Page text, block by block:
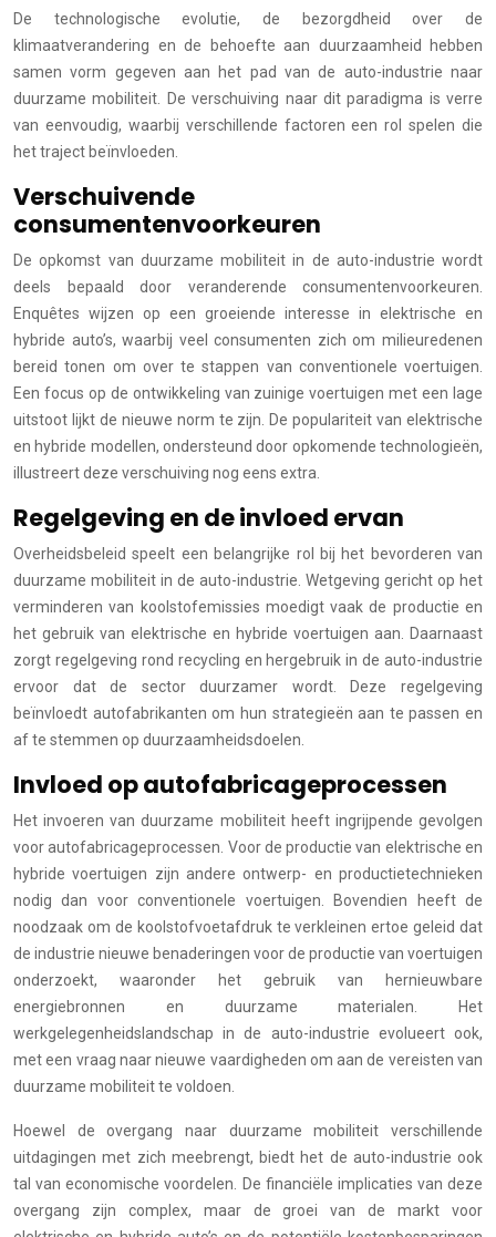
De technologische evolutie, de bezorgdheid over de
klimaatverandering en de behoefte aan duurzaamheid hebben
samen vorm gegeven aan het pad van de auto-industrie naar
duurzame mobiliteit. De verschuiving naar dit paradigma is verre
van eenvoudig, waarbij verschillende factoren een rol spelen die
het traject beïnvloeden.
Verschuivende
consumentenvoorkeuren
De opkomst van duurzame mobiliteit in de auto-industrie wordt
deels bepaald door veranderende consumentenvoorkeuren.
Enquêtes wijzen op een groeiende interesse in elektrische en
hybride auto’s, waarbij veel consumenten zich om milieuredenen
bereid tonen om over te stappen van conventionele voertuigen.
Een focus op de ontwikkeling van zuinige voertuigen met een lage
uitstoot lijkt de nieuwe norm te zijn. De populariteit van elektrische
en hybride modellen, ondersteund door opkomende technologieën,
illustreert deze verschuiving nog eens extra.
Regelgeving en de invloed ervan
Overheidsbeleid speelt een belangrijke rol bij het bevorderen van
duurzame mobiliteit in de auto-industrie. Wetgeving gericht op het
verminderen van koolstofemissies moedigt vaak de productie en
het gebruik van elektrische en hybride voertuigen aan. Daarnaast
zorgt regelgeving rond recycling en hergebruik in de auto-industrie
ervoor dat de sector duurzamer wordt. Deze regelgeving
beïnvloedt autofabrikanten om hun strategieën aan te passen en
af te stemmen op duurzaamheidsdoelen.
Invloed op autofabricageprocessen
Het invoeren van duurzame mobiliteit heeft ingrijpende gevolgen
voor autofabricageprocessen. Voor de productie van elektrische en
hybride voertuigen zijn andere ontwerp- en productietechnieken
nodig dan voor conventionele voertuigen. Bovendien heeft de
noodzaak om de koolstofvoetafdruk te verkleinen ertoe geleid dat
de industrie nieuwe benaderingen voor de productie van voertuigen
onderzoekt, waaronder het gebruik van hernieuwbare
energiebronnen en duurzame materialen. Het
werkgelegenheidslandschap in de auto-industrie evolueert ook,
met een vraag naar nieuwe vaardigheden om aan de vereisten van
duurzame mobiliteit te voldoen.
Hoewel de overgang naar duurzame mobiliteit verschillende
uitdagingen met zich meebrengt, biedt het de auto-industrie ook
tal van economische voordelen. De financiële implicaties van deze
overgang zijn complex, maar de groei van de markt voor